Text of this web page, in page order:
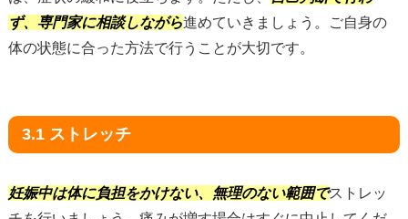
ず、専門家に相談しながら進めていきましょう。ご自身の
体の状態に合った方法で行うことが大切です。
3.1 ストレッチ
妊娠中は体に負担をかけない、無理のない範囲でストレッ